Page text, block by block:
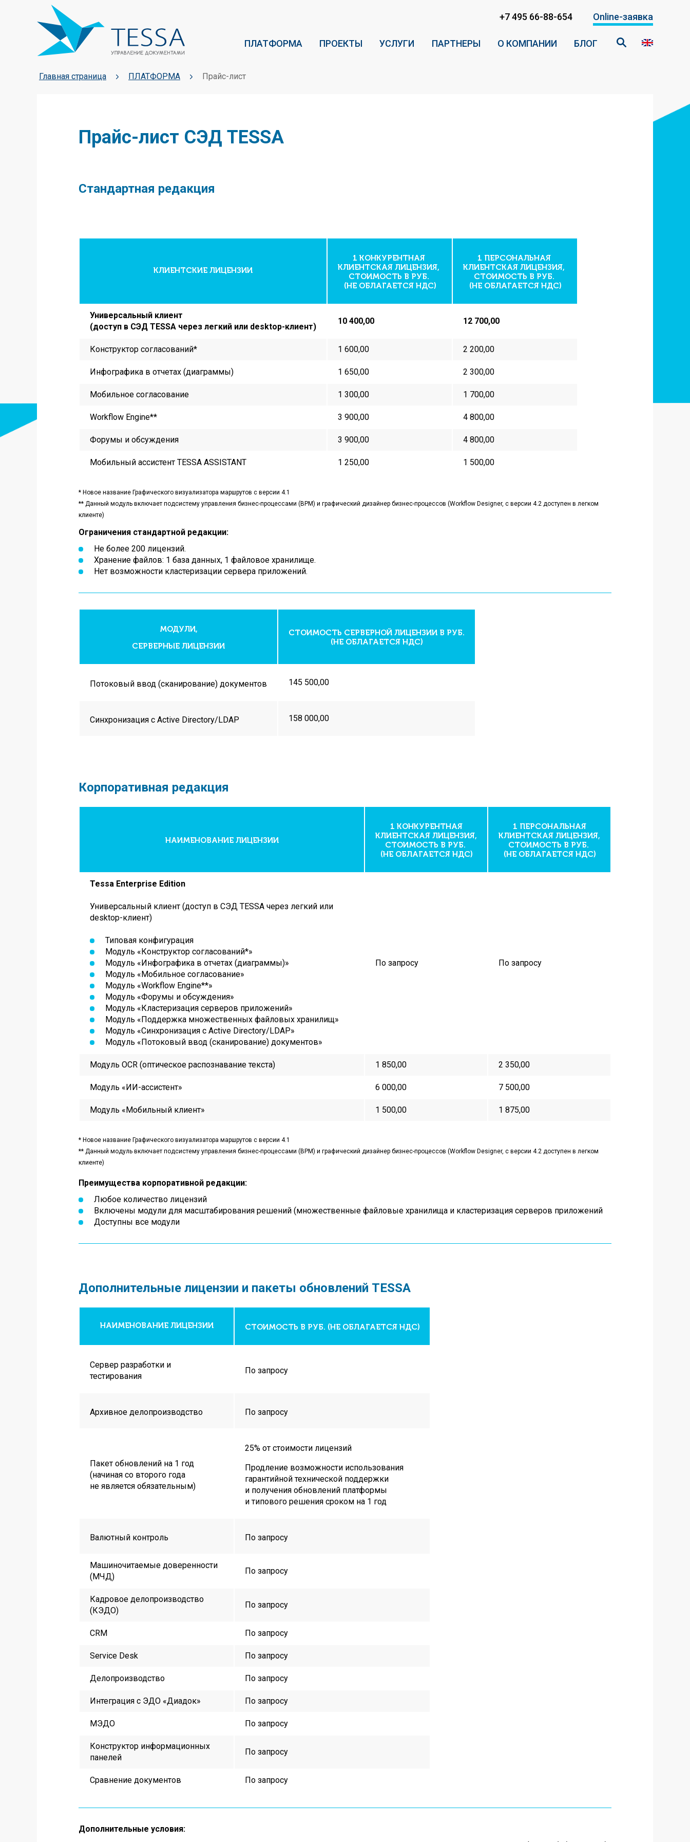
ПЛАТФОРМА ПРОЕКТЫ УСЛУГИ ПАРТНЕРЫ О КОМПАНИИ БЛОГ
+7 495 66-88-654 Online-заявка
Главная страница ПЛАТФОРМА Прайс-лист
Прайс-лист СЭД TESSA
Стандартная редакция
КЛИЕНТСКИЕ ЛИЦЕНЗИИ
1 КОНКУРЕНТНАЯ
КЛИЕНТСКАЯ ЛИЦЕНЗИЯ,
СТОИМОСТЬ В РУБ.
(НЕ ОБЛАГАЕТСЯ НДС)
1 ПЕРСОНАЛЬНАЯ
КЛИЕНТСКАЯ ЛИЦЕНЗИЯ,
СТОИМОСТЬ В РУБ.
(НЕ ОБЛАГАЕТСЯ НДС)
Универсальный клиент
(доступ в СЭД TESSA через легкий или desktop-клиент)
10 400,00 12 700,00
Конструктор согласований* 1 600,00 2 200,00
Инфографика в отчетах (диаграммы) 1 650,00 2 300,00
Мобильное согласование 1 300,00 1 700,00
Workflow Engine** 3 900,00 4 800,00
Форумы и обсуждения 3 900,00 4 800,00
Мобильный ассистент TESSA ASSISTANT 1 250,00 1 500,00
* Новое название Графического визуализатора маршрутов с версии 4.1
** Данный модуль включает подсистему управления бизнес-процессами (BPM) и графический дизайнер бизнес-процессов (Workflow Designer, с версии 4.2 доступен в легком
клиенте)
Ограничения стандартной редакции:
Не более 200 лицензий.
Хранение файлов: 1 база данных, 1 файловое хранилище.
Нет возможности кластеризации сервера приложений.
МОДУЛИ,
СЕРВЕРНЫЕ ЛИЦЕНЗИИ
СТОИМОСТЬ СЕРВЕРНОЙ ЛИЦЕНЗИИ В РУБ.
(НЕ ОБЛАГАЕТСЯ НДС)
Потоковый ввод (сканирование) документов 145 500,00
Синхронизация с Active Directory/LDAP 158 000,00
Корпоративная редакция
НАИМЕНОВАНИЕ ЛИЦЕНЗИИ
1 КОНКУРЕНТНАЯ
КЛИЕНТСКАЯ ЛИЦЕНЗИЯ,
СТОИМОСТЬ В РУБ.
(НЕ ОБЛАГАЕТСЯ НДС)
1 ПЕРСОНАЛЬНАЯ
КЛИЕНТСКАЯ ЛИЦЕНЗИЯ,
СТОИМОСТЬ В РУБ.
(НЕ ОБЛАГАЕТСЯ НДС)
Tessa Enterprise Edition
Универсальный клиент (доступ в СЭД TESSA через легкий или
desktop-клиент)
Типовая конфигурация
Модуль «Конструктор согласований*»
Модуль «Инфографика в отчетах (диаграммы)»
Модуль «Мобильное согласование»
Модуль «Workflow Engine**»
Модуль «Форумы и обсуждения»
Модуль «Кластеризация серверов приложений»
Модуль «Поддержка множественных файловых хранилищ»
Модуль «Синхронизация с Active Directory/LDAP»
Модуль «Потоковый ввод (сканирование) документов»
По запросу По запросу
Модуль OCR (оптическое распознавание текста) 1 850,00 2 350,00
Модуль «ИИ-ассистент» 6 000,00 7 500,00
Модуль «Мобильный клиент» 1 500,00 1 875,00
* Новое название Графического визуализатора маршрутов с версии 4.1
** Данный модуль включает подсистему управления бизнес-процессами (BPM) и графический дизайнер бизнес-процессов (Workflow Designer, с версии 4.2 доступен в легком
клиенте)
Преимущества корпоративной редакции:
Любое количество лицензий
Включены модули для масштабирования решений (множественные файловые хранилища и кластеризация серверов приложений
Доступны все модули
Дополнительные лицензии и пакеты обновлений TESSA
НАИМЕНОВАНИЕ ЛИЦЕНЗИИ СТОИМОСТЬ В РУБ. (НЕ ОБЛАГАЕТСЯ НДС)
Сервер разработки и
тестирования
По запросу
Архивное делопроизводство По запросу
Пакет обновлений на 1 год
(начиная со второго года
не является обязательным)
25% от стоимости лицензий
Продление возможности использования
гарантийной технической поддержки
и получения обновлений платформы
и типового решения сроком на 1 год
Валютный контроль По запросу
Машиночитаемые доверенности
(МЧД)
По запросу
Кадровое делопроизводство
(КЭДО)
По запросу
CRM По запросу
Service Desk По запросу
Делопроизводство По запросу
Интеграция с ЭДО «Диадок» По запросу
МЭДО По запросу
Конструктор информационных
панелей
По запросу
Сравнение документов По запросу
Дополнительные условия: